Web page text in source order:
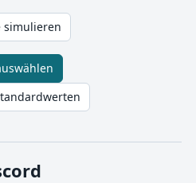
simulieren